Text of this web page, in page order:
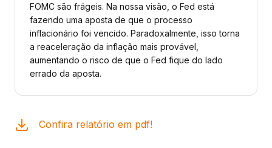
FOMC são frágeis. Na nossa visão, o Fed está
fazendo uma aposta de que o processo
inflacionário foi vencido. Paradoxalmente, isso torna
a reaceleração da inflação mais provável,
aumentando o risco de que o Fed fique do lado
errado da aposta.
Confira relatório em pdf!